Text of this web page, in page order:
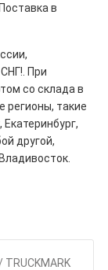
в
При
со склада в
регионы, такие
другой,